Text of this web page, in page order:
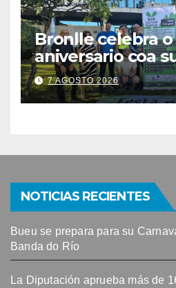
Bronlle celebra o
aniversario coa
popular o
de agosto
7 AGOSTO 2026
NOTICIAS RECIENTES
Bueu se prepara para su
Banda do Río
La Diputación aprueba más de